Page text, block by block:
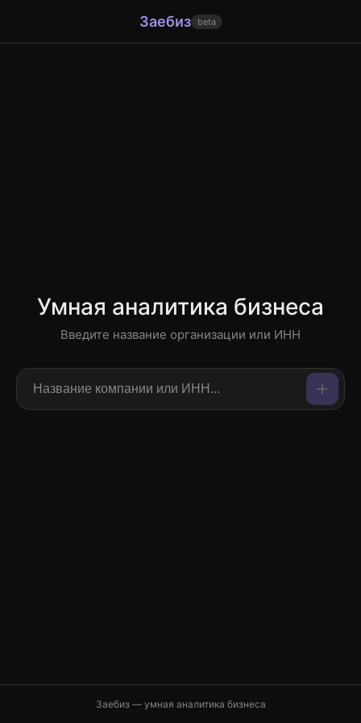
Заебиз beta
Умная аналитика бизнеса
Введите название организации или ИНН
Заебиз — умная аналитика бизнеса